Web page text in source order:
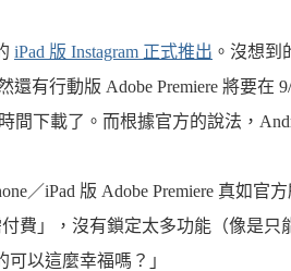
iPad 版 Instagram 正式推出 。沒想到
還有行動版 Adobe Premiere 將要在
間下載了。而根據官方的說法，
／iPad 版 Adobe Premiere 真如
費」，沒有鎖定太多功能（像是只
以這麼幸福嗎？」